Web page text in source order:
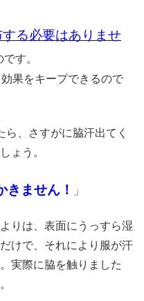
る必要はありませ
す。
果をキープできるので
、さすがに脇汗出てく
ょう。
ません！ 」
りは、表面にうっすら湿
けで、それにより服が汗
実際に脇を触りました